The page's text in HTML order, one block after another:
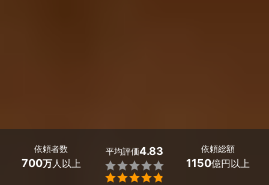
依頼者数
700万人以上
平均評価4.83


依頼総額
1150億円以上